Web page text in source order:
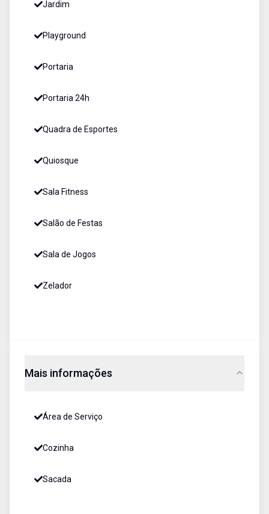
Jardim
Playground
Portaria
Portaria 24h
Quadra de Esportes
Quiosque
Sala Fitness
Salão de Festas
Sala de Jogos
Zelador
Mais informações
Área de Serviço
Cozinha
Sacada